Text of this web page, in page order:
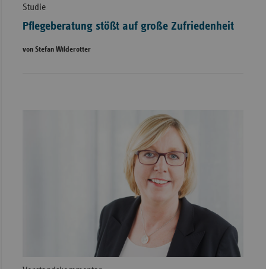
Studie
Pflegeberatung stößt auf große Zufriedenheit
von Stefan Wilderotter